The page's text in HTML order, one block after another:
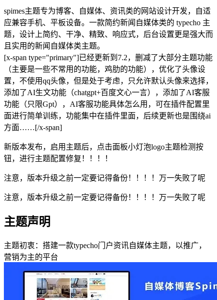
spimes主题专为博客、自媒体、资讯类的网站设计开发，自适
应兼容手机、平板设备。一款简约新闻自媒体类的 typecho 主
题，设计上简约、干净、精致、响应式，后台设置更是强大而
且实用的新闻自媒体类主题。
[x-span type="primary"]已经更新到7.2，删减了大部分主题功能
（主要是一些不常用的功能，鸡肋的功能），优化了头像设
置，不使用qq头像，但是处于考虑，只允许默认头像来选择，
添加了AI生文功能（chatgpt+百度文心一言），添加了AI客服
功能（只限Gpt），AI客服功能具体怎么用，可在插件配置里
面进行简单训练，功能集中在插件里面，后续更新也是围绕ai
方面……[/x-span]
新版本发布，启用主题后，点击面板小灯泡logo主题检测按
钮，进行主题配置修复！！！！
注意，版本升级之前一定要记得备份！！！！万一失败了呢
注意，版本升级之前一定要记得备份！！！！万一失败了呢
主题声明
主题初衷：搭建一款typecho门户资讯自媒体主题，以推广，
营销为主的平台